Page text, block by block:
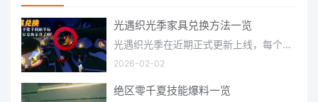
光遇织光季家具兑换方法一览
光遇织光季在近期正式更新上线，每个季节都有着许多全新内容和资讯可以让你来体验，不少刚体验的小伙伴想要知道
2026-02-02
绝区零千夏技能爆料一览